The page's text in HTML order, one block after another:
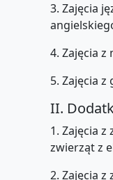
3. Zajęcia
4. Zajęcia
5. Zajęcia
II.
1. Zajęcia z
zwierząt z
2. Zajęcia